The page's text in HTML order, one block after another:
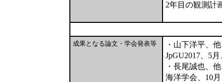
2年目の観測計
成果となる論文・学会発表等
・山下洋平、
JpGU2017、5
・長尾誠也、
海洋学会、10